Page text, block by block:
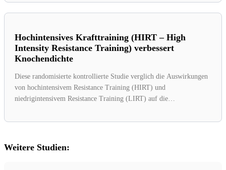
Hochintensives Krafttraining (HIRT – High
Intensity Resistance Training) verbessert
Knochendichte
Diese randomisierte kontrollierte Studie verglich die Auswirkungen
von hochintensivem Resistance Training (HIRT) und
niedrigintensivem Resistance Training (LIRT) auf die
Weitere Studien: